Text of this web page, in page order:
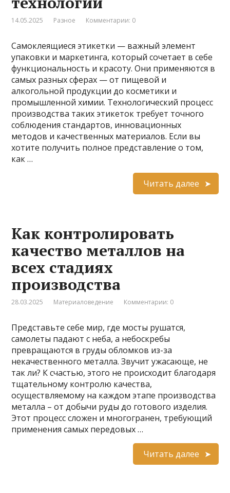
14.05.2025 Разное Комментарии: 0
Самоклеящиеся этикетки — важный элемент
упаковки и маркетинга, который сочетает в себе
функциональность и красоту. Они применяются в
самых разных сферах — от пищевой и
алкогольной продукции до косметики и
промышленной химии. Технологический процесс
производства таких этикеток требует точного
соблюдения стандартов, инновационных
методов и качественных материалов. Если вы
хотите получить полное представление о том,
как …
Читать далее
Как контролировать
качество металлов на
всех стадиях
производства
28.03.2025 Материаловедение Комментарии: 0
Представьте себе мир, где мосты рушатся,
самолеты падают с неба, а небоскребы
превращаются в груды обломков из-за
некачественного металла. Звучит ужасающе, не
так ли? К счастью, этого не происходит благодаря
тщательному контролю качества,
осуществляемому на каждом этапе производства
металла – от добычи руды до готового изделия.
Этот процесс сложен и многогранен, требующий
применения самых передовых …
Читать далее